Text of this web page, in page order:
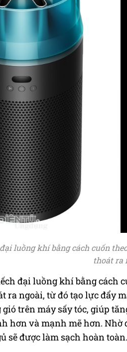
luồng khí bằng cách cuốn
thoát ra
đại luồng khí bằng cách
ra ngoài, từ đó tạo lực đẩy
trên máy sấy tóc, giúp
hơn và mạnh mẽ hơn.
sẽ được làm sạch hoàn toàn.